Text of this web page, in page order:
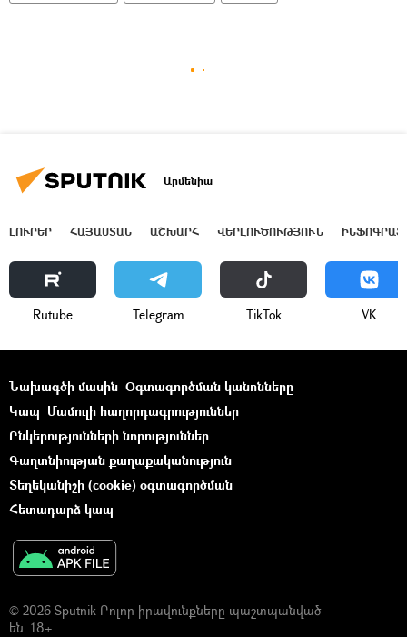
Արմենիա
ԼՈՒՐԵՐ ՀԱՅԱՍՏԱՆ ԱՇԽԱՐՀ ՎԵՐԼՈՒԾՈՒԹՅՈՒՆ
Rutube Telegram ТikТоk VK
Նախագծի մասին Օգտագործման կանոնները
Կապ Մամուլի հաղորդագրություններ
Ընկերությունների նորություններ
Գաղտնիության քաղաքականություն
Տեղեկանիշի (cookie) օգտագործման
Հետադարձ կապ
© 2026 Sputnik Բոլոր իրավունքները պաշտպանված
են. 18+